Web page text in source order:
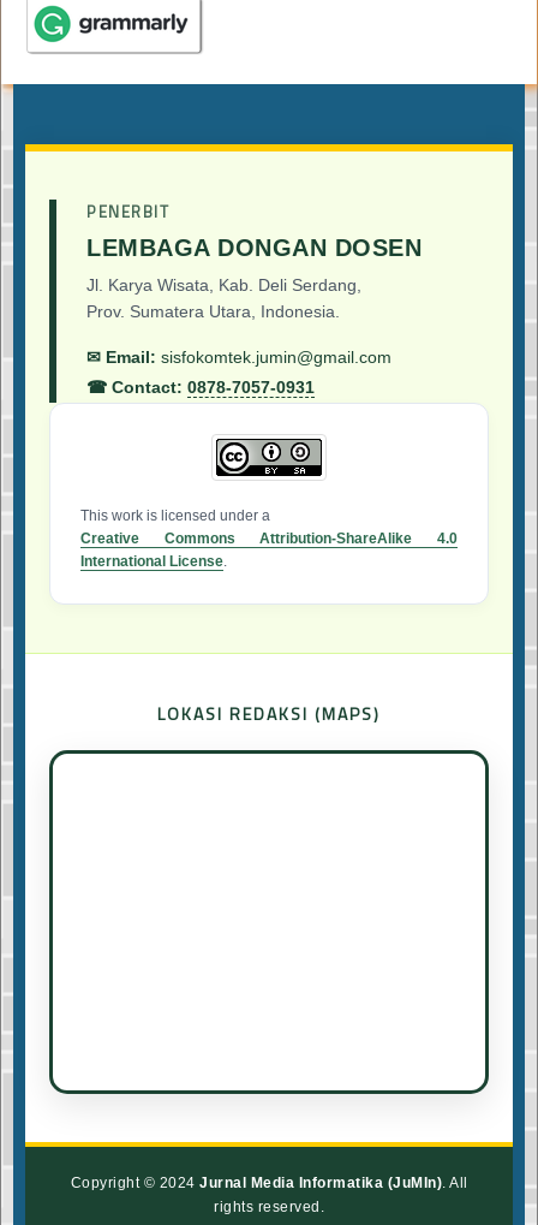
PENERBIT
LEMBAGA DONGAN DOSEN
Jl. Karya Wisata, Kab. Deli Serdang,
Prov. Sumatera Utara, Indonesia.
✉ Email: sisfokomtek.jumin@gmail.com
☎ Contact: 0878-7057-0931
This work is licensed under a
Creative Commons Attribution-ShareAlike 4.0
International License
LOKASI REDAKSI (MAPS)
Copyright © 2024 Jurnal Media Informatika (JuMIn) . All
rights reserved.